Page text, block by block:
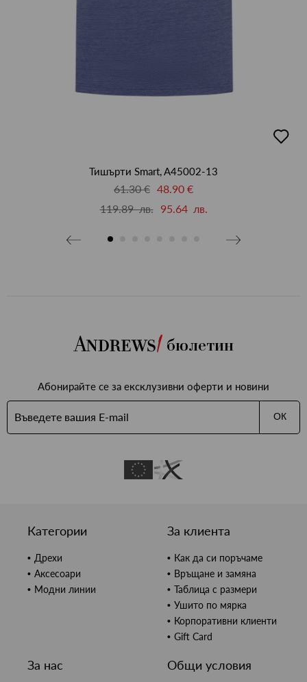
в
Тишърти Smart, A45002-13
61.30 € 48.90 €
119.89 лв.
95.64 лв.
бюлетин
Абонирайте се за ексклузивни оферти и новини
ОК
Категории
Дрехи
Аксесоари
Модни линии
За клиента
Как да си поръчаме
Връщане и замяна
Таблица с размери
Ушито по мярка
Корпоративни клиенти
Gift Card
За нас Общи условия